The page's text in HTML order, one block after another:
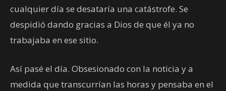
cualquier día se desataría una catástrofe. Se
despidió dando gracias a Dios de que él ya no
trabajaba en ese sitio.
Así pasé el día. Obsesionado con la noticia y a
medida que transcurrían las horas y pensaba en el